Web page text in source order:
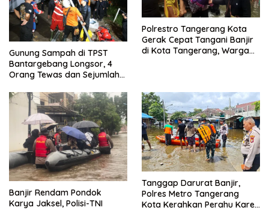
Gunung Sampah di TPST
Bantargebang Longsor, 4
Orang Tewas dan Sejumlah
Polrestro Tangerang Kota
Gerak Cepat Tangani Banjir
di Kota Tangerang, Warga
Banjir Rendam Pondok
Karya Jaksel, Polisi-TNI
Tanggap Darurat Banjir,
Polres Metro Tangerang
Kota Kerahkan Perahu Karet